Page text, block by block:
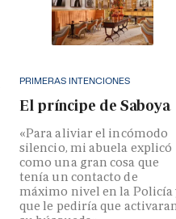
PRIMERAS INTENCIONES
El príncipe de Saboya
«Para aliviar el incómodo
silencio, mi abuela explicó
como una gran cosa que
tenía un contacto de
máximo nivel en la Policía
que le pediría que